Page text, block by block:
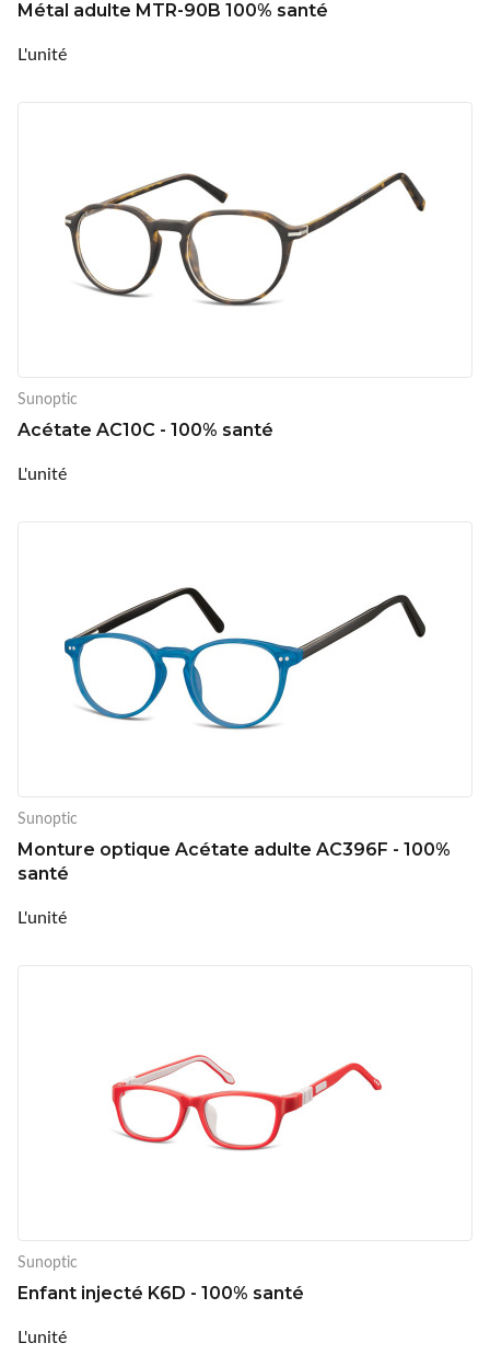
Métal adulte MTR-90B 100% santé
L'unité
Sunoptic
Acétate AC10C - 100% santé
L'unité
Sunoptic
Monture optique Acétate adulte AC396F - 100%
santé
L'unité
Sunoptic
Enfant injecté K6D - 100% santé
L'unité